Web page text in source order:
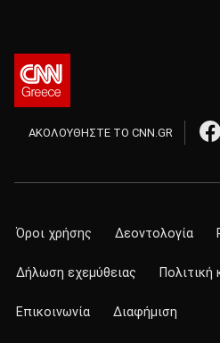
ΑΚΟΛΟΥΘΗΣΤΕ ΤΟ CNN.GR
Όροι χρήσης Δεοντολογία
Δήλωση εχεμύθειας
Επικοινωνία Διαφήμιση